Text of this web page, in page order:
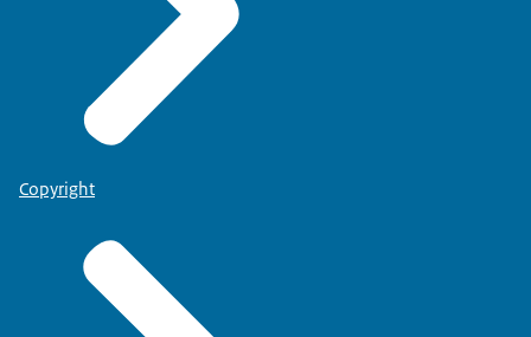
Copyright